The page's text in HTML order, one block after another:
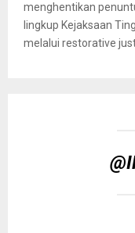
menghentikan
lingkup Kejaksaan
melalui restorative